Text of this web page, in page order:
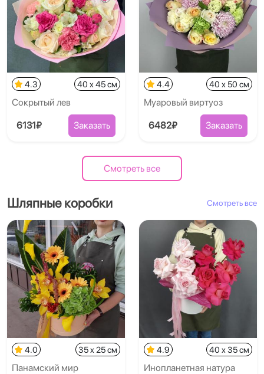
4.3 40 x 45 см
Сокрытый лев
6131₽ Заказать
4.4 40 x 50 см
Муаровый виртуоз
6482₽ Заказать
Смотреть все
Шляпные коробки Смотреть все
4.0 35 x 25 см
Панамский мир
4.9 40 x 35 см
Инопланетная натура